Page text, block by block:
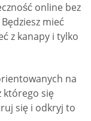
online bez
mieć
z kanapy i tylko
na
którego się
się i odkryj to